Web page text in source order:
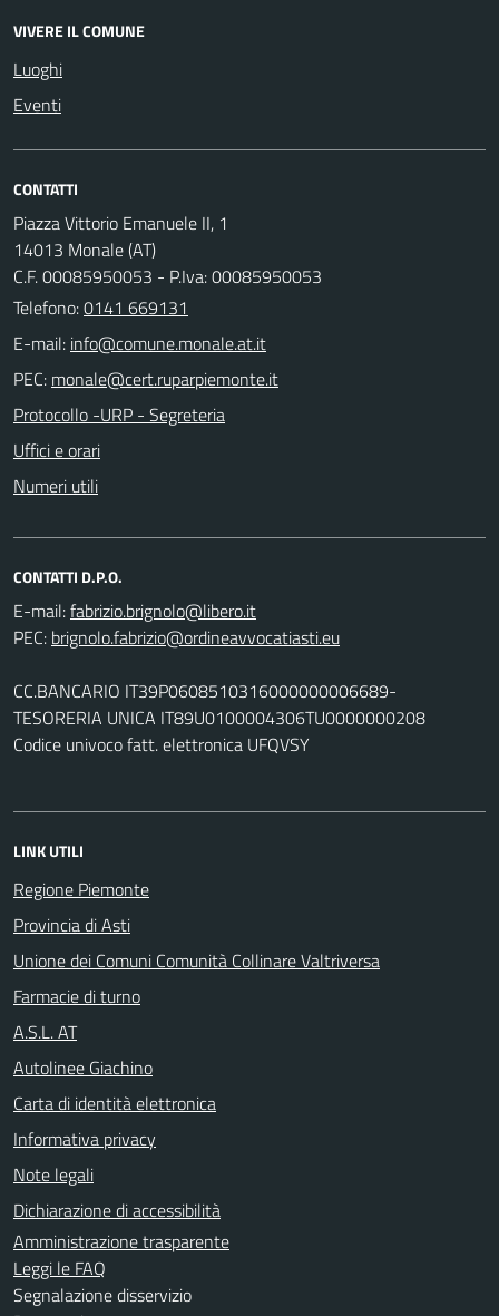
VIVERE IL COMUNE
Luoghi
Eventi
CONTATTI
Piazza Vittorio Emanuele II, 1
14013 Monale (AT)
C.F. 00085950053 - P.Iva: 00085950053
Telefono:0141 669131
E-mail:
PEC:
Protocollo -URP - Segreteria
Uffici e orari
Numeri utili
CONTATTI D.P.O.
E-mail:
PEC:
CC.BANCARIO IT39P0608510316000000006689-
TESORERIA UNICA IT89U0100004306TU0000000208
Codice univoco fatt. elettronica UFQVSY
LINK UTILI
Regione Piemonte
Provincia di Asti
Unione dei Comuni Comunità Collinare Valtriversa
Farmacie di turno
A.S.L. AT
Autolinee Giachino
Carta di identità elettronica
Informativa privacy
Note legali
Dichiarazione di accessibilità
Amministrazione trasparente
Leggi le FAQ
Segnalazione disservizio